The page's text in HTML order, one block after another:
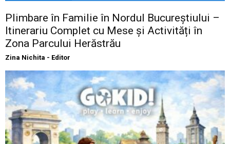
Plimbare în Familie în Nordul Bucureștiului –
Itinerariu Complet cu Mese și Activități în
Zona Parcului Herăstrău
Zina Nichita - Editor